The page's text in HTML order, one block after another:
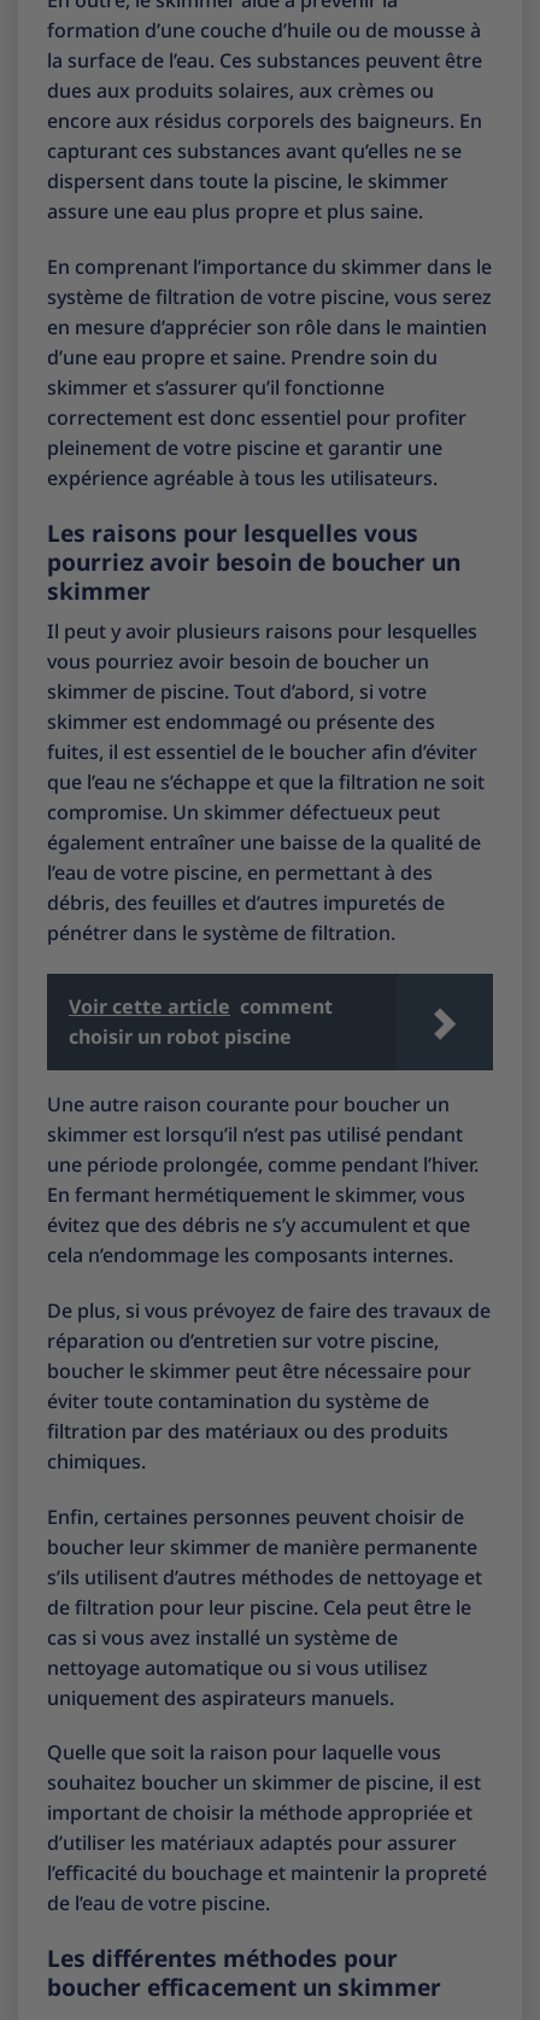
formation d’une couche d’huile ou de mousse à
la surface de l’eau. Ces substances peuvent être
dues aux produits solaires, aux crèmes ou
encore aux résidus corporels des baigneurs. En
capturant ces substances avant qu’elles ne se
dispersent dans toute la piscine, le skimmer
assure une eau plus propre et plus saine.
En comprenant l’importance du skimmer dans le
système de filtration de votre piscine, vous serez
en mesure d’apprécier son rôle dans le maintien
d’une eau propre et saine. Prendre soin du
skimmer et s’assurer qu’il fonctionne
correctement est donc essentiel pour profiter
pleinement de votre piscine et garantir une
expérience agréable à tous les utilisateurs.
Les raisons pour lesquelles vous
pourriez avoir besoin de boucher un
skimmer
Il peut y avoir plusieurs raisons pour lesquelles
vous pourriez avoir besoin de boucher un
skimmer de piscine. Tout d’abord, si votre
skimmer est endommagé ou présente des
fuites, il est essentiel de le boucher afin d’éviter
que l’eau ne s’échappe et que la filtration ne soit
compromise. Un skimmer défectueux peut
également entraîner une baisse de la qualité de
l’eau de votre piscine, en permettant à des
débris, des feuilles et d’autres impuretés de
pénétrer dans le système de filtration.
Voir cette article comment
choisir un robot piscine
Une autre raison courante pour boucher un
skimmer est lorsqu’il n’est pas utilisé pendant
une période prolongée, comme pendant l’hiver.
En fermant hermétiquement le skimmer, vous
évitez que des débris ne s’y accumulent et que
cela n’endommage les composants internes.
De plus, si vous prévoyez de faire des travaux de
réparation ou d’entretien sur votre piscine,
boucher le skimmer peut être nécessaire pour
éviter toute contamination du système de
filtration par des matériaux ou des produits
chimiques.
Enfin, certaines personnes peuvent choisir de
boucher leur skimmer de manière permanente
s’ils utilisent d’autres méthodes de nettoyage et
de filtration pour leur piscine. Cela peut être le
cas si vous avez installé un système de
nettoyage automatique ou si vous utilisez
uniquement des aspirateurs manuels.
Quelle que soit la raison pour laquelle vous
souhaitez boucher un skimmer de piscine, il est
important de choisir la méthode appropriée et
d’utiliser les matériaux adaptés pour assurer
l’efficacité du bouchage et maintenir la propreté
de l’eau de votre piscine.
Les différentes méthodes pour
boucher efficacement un skimmer